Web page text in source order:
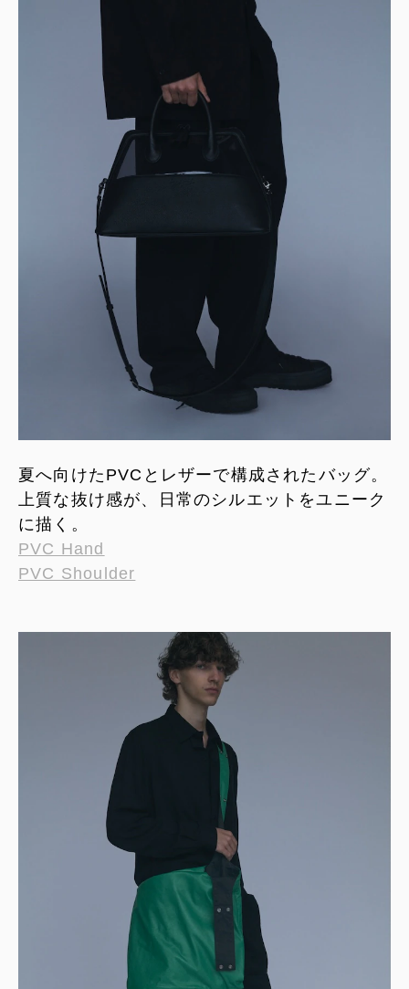
夏へ向けたPVCとレザーで構成されたバッグ。
上質な抜け感が、日常のシルエットをユニーク
に描く。
PVC Hand
PVC Shoulder